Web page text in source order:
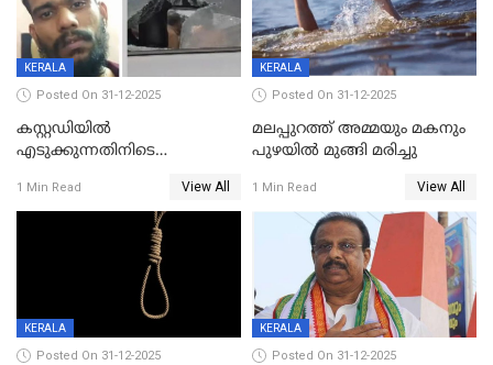
KERALA
Posted On 31-12-2025
കസ്റ്റഡിയിൽ
എടുക്കുന്നതിനിടെ
വധശ്രമക്കേസ് പ്രതി പിടിയിൽ
1 Min Read View All
KERALA
Posted On 31-12-2025
മലപ്പുറത്ത് അമ്മയും മകനും
പുഴയിൽ മുങ്ങി മരിച്ചു
1 Min Read View All
KERALA
Posted On 31-12-2025
KERALA
Posted On 31-12-2025